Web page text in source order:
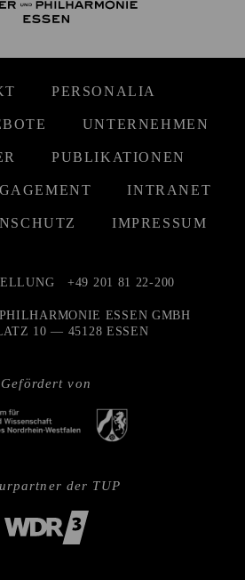
PERSONALIA
UNTERNEHMEN
PUBLIKATIONEN
INTRANET
IMPRESSUM
Gefördert von
+49 201 81 22-200
ESSEN GMBH
10 — 45128 ESSEN
der TUP